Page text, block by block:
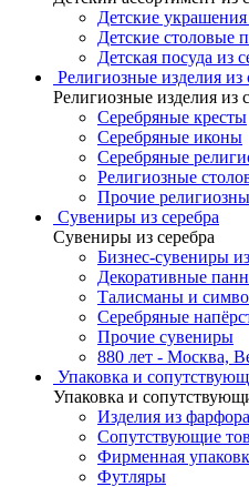
Детские украшения
Детские столовые
Детская посуда из
Религиозные изделия из
Религиозные изделия из
Серебряные кресты
Серебряные иконы
Серебряные
Религиозные
Прочие
Сувениры из серебра
Сувениры из серебра
Бизнес-сувениры
Декоративные
Талисманы и
Серебряные
Прочие сувениры
880 лет - Москва,
Упаковка и
Упаковка и
Изделия из фарфора
Сопутствующие
Фирменная
Футляры